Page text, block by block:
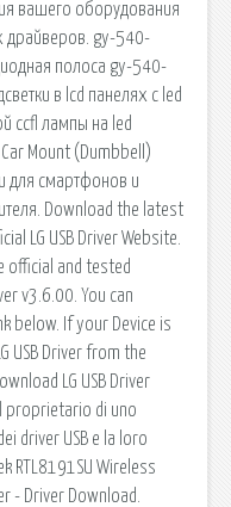
вашего оборудования
драйверов. gy-540-
полоса gy-540-
в lcd панелях с led
ccfl лампы на led
Mount (Dumbbell)
для смартфонов и
Download the latest
LG USB Driver Website.
official and tested
v3.6.00. You can
below. If your Device is
USB Driver from the
LG USB Driver
proprietario di uno
driver USB e la loro
RTL8191SU Wireless
- Driver Download.